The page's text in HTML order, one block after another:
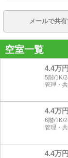
メールで共
空室一覧
4.4万円
5階/1K/
管理・
4.4万円
6階/1K/
管理・
4.4万円